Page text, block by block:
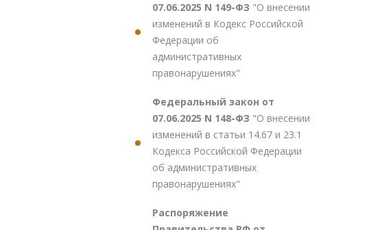
07.06.2025 N 149-ФЗ "О внесении
изменений в Кодекс Российской
Федерации об
административных
правонарушениях"
Федеральный закон от
07.06.2025 N 148-ФЗ "О внесении
изменений в статьи 14.67 и 23.1
Кодекса Российской Федерации
об административных
правонарушениях"
Распоряжение